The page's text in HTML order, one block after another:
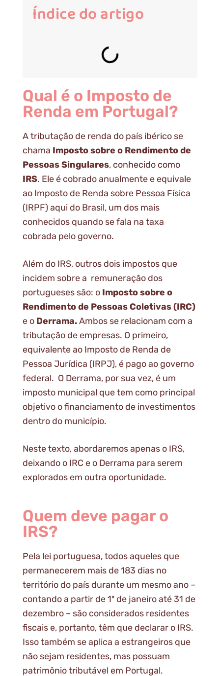
Índice do artigo
Qual é o Imposto de
Renda em Portugal?
A tributação de renda do país ibérico se
chama Imposto sobre o Rendimento de
Pessoas Singulares, conhecido como
IRS. Ele é cobrado anualmente e equivale
ao Imposto de Renda sobre Pessoa Física
(IRPF) aqui do Brasil, um dos mais
conhecidos quando se fala na taxa
cobrada pelo governo.
Além do IRS, outros dois impostos que
incidem sobre a remuneração dos
portugueses são: o Imposto sobre o
Rendimento de Pessoas Coletivas (IRC)
e o Derrama.Ambos se relacionam com a
tributação de empresas. O primeiro,
equivalente ao Imposto de Renda de
Pessoa Jurídica (IRPJ), é pago ao governo
federal. O Derrama, por sua vez, é um
imposto municipal que tem como principal
objetivo o financiamento de investimentos
dentro do município.
Neste texto, abordaremos apenas o IRS,
deixando o IRC e o Derrama para serem
explorados em outra oportunidade.
Quem deve pagar o
IRS?
Pela lei portuguesa, todos aqueles que
permanecerem mais de 183 dias no
território do país durante um mesmo ano –
contando a partir de 1º de janeiro até 31 de
dezembro – são considerados residentes
fiscais e, portanto, têm que declarar o IRS.
Isso também se aplica a estrangeiros que
não sejam residentes, mas possuam
patrimônio tributável em Portugal.